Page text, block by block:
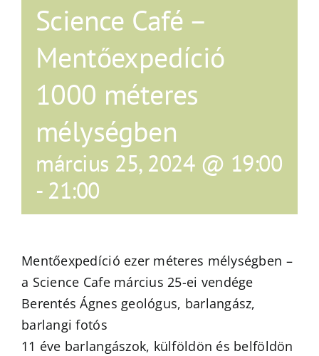
Science Café –
Mentőexpedíció
1000 méteres
mélységben
március 25, 2024 @ 19:00
- 21:00
Mentőexpedíció ezer méteres mélységben –
a Science Cafe március 25-ei vendége
Berentés Ágnes geológus, barlangász,
barlangi fotós
11 éve barlangászok, külföldön és belföldön